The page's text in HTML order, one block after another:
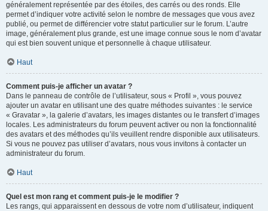
généralement représentée par des étoiles, des carrés ou des ronds. Elle
permet d’indiquer votre activité selon le nombre de messages que vous avez
publié, ou permet de différencier votre statut particulier sur le forum. L’autre
image, généralement plus grande, est une image connue sous le nom d’avatar
qui est bien souvent unique et personnelle à chaque utilisateur.
Haut
Comment puis-je afficher un avatar ?
Dans le panneau de contrôle de l’utilisateur, sous « Profil », vous pouvez
ajouter un avatar en utilisant une des quatre méthodes suivantes : le service
« Gravatar », la galerie d’avatars, les images distantes ou le transfert d’images
locales. Les administrateurs du forum peuvent activer ou non la fonctionnalité
des avatars et des méthodes qu’ils veuillent rendre disponible aux utilisateurs.
Si vous ne pouvez pas utiliser d’avatars, nous vous invitons à contacter un
administrateur du forum.
Haut
Quel est mon rang et comment puis-je le modifier ?
Les rangs, qui apparaissent en dessous de votre nom d’utilisateur, indiquent